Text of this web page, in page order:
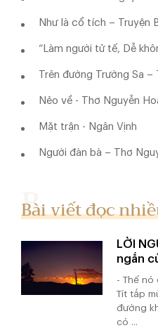
Như là cổ tích – Truyện
“Làm người tử tế, Dễ
Trên đường Trường Sa
Nẻo về - Thơ Nguyễn
Mặt trận - Ngân Vịnh
Người đàn bà – Thơ
Bài viết đọc
LỜI
ngắn
- Thế nó
Tít tắp
đường
có ...